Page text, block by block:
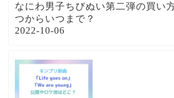
なにわ男子ちびぬい第二弾の買い
つからいつまで？
2022-10-06